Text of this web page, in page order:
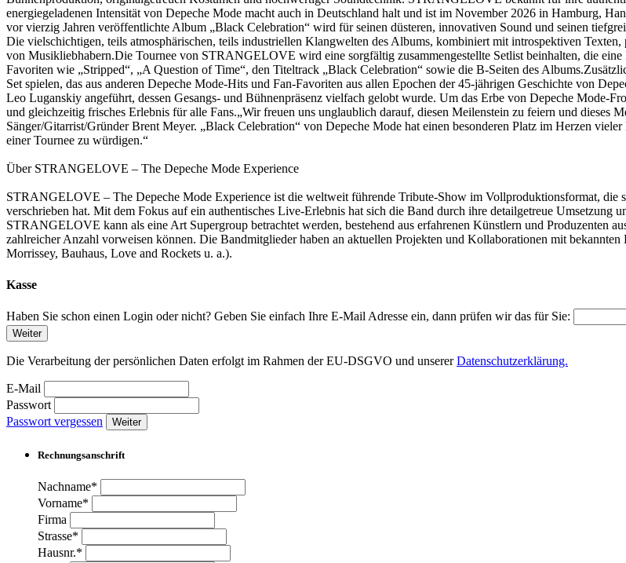
energiegeladenen Intensität von Depeche Mode macht auch in Deutschland halt und ist im November 2026 in Hamburg,
vor vierzig Jahren veröffentlichte Album „Black Celebration“ wird für seinen düsteren, innovativen Sound und seinen
Die vielschichtigen, teils atmosphärischen, teils industriellen Klangwelten des Albums, kombiniert mit introspektiven
von Musikliebhabern.Die Tournee von STRANGELOVE wird eine sorgfältig zusammengestellte Setlist beinhalten, die
Favoriten wie „Stripped“, „A Question of Time“, den Titeltrack „Black Celebration“ sowie die B-Seiten des
Set spielen, das aus anderen Depeche Mode-Hits und Fan-Favoriten aus allen Epochen der 45-jährigen Geschichte von
Leo Luganskiy angeführt, dessen Gesangs- und Bühnenpräsenz vielfach gelobt wurde. Um das Erbe von Depeche Mode-
und gleichzeitig frisches Erlebnis für alle Fans.„Wir freuen uns unglaublich darauf, diesen Meilenstein zu feiern und dieses
Sänger/Gitarrist/Gründer Brent Meyer. „Black Celebration“ von Depeche Mode hat einen besonderen Platz im Herzen
einer Tournee zu würdigen.“
Über STRANGELOVE – The Depeche Mode Experience
STRANGELOVE – The Depeche Mode Experience ist die weltweit führende Tribute-Show im Vollproduktionsformat, die
verschrieben hat. Mit dem Fokus auf ein authentisches Live-Erlebnis hat sich die Band durch ihre detailgetreue Umsetzung
STRANGELOVE kann als eine Art Supergroup betrachtet werden, bestehend aus erfahrenen Künstlern und Produzenten
zahlreicher Anzahl vorweisen können. Die Bandmitglieder haben an aktuellen Projekten und Kollaborationen mit
Morrissey, Bauhaus, Love and Rockets u. a.).
Kasse
Haben Sie schon einen Login oder nicht? Geben Sie einfach Ihre E-Mail Adresse ein, dann prüfen wir das für Sie:
Weiter
Die Verarbeitung der persönlichen Daten erfolgt im Rahmen der EU-DSGVO und unsererDatenschutzerklärung.
E-Mail
Passwort
Passwort vergessen
Weiter
Rechnungsanschrift
Nachname*
Vorname*
Firma
Strasse*
Hausnr.*